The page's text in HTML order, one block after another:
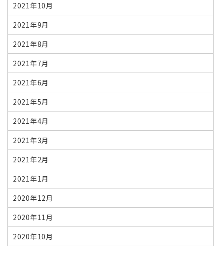
2021年10月
2021年9月
2021年8月
2021年7月
2021年6月
2021年5月
2021年4月
2021年3月
2021年2月
2021年1月
2020年12月
2020年11月
2020年10月